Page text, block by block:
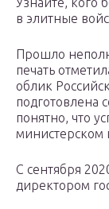
в элитные
Прошло
печать
облик
подготовлена
понятно, что
министерском
С сентября
директором